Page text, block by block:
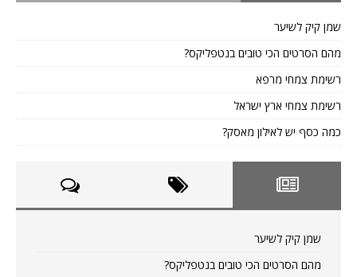
שמן קיק לשיער
מהם הסרטים הכי טובים בנטפליקס?
רשימת צמחי מרפא
רשימת צמחי ארץ ישראל
כמה כסף יש לאילון מאסק?
שמן קיק לשיער
מהם הסרטים הכי טובים בנטפליקס?